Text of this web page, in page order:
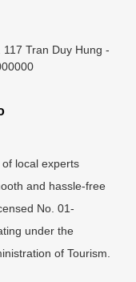
Tran Duy Hung -
local experts
and hassle-free
No. 01-
under the
of Tourism.